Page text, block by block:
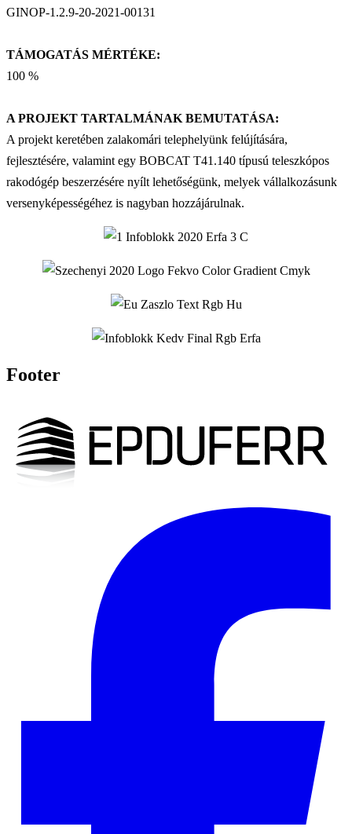
GINOP-1.2.9-20-2021-00131
TÁMOGATÁS MÉRTÉKE:
100 %
A PROJEKT TARTALMÁNAK BEMUTATÁSA:
A projekt keretében zalakomári telephelyünk felújítására,
fejlesztésére, valamint egy BOBCAT T41.140 típusú teleszkópos
rakodógép beszerzésére nyílt lehetőségünk, melyek vállalkozásunk
versenyképességéhez is nagyban hozzájárulnak.
Footer